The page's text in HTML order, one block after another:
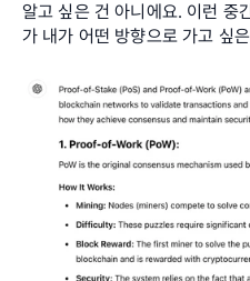
알고 싶은 건 아니에요. 이런
가 내가 어떤 방향으로 가고 싶